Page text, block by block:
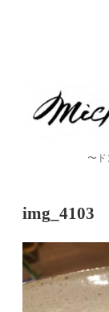
mickeater
が
ま
す
〜
img_4103